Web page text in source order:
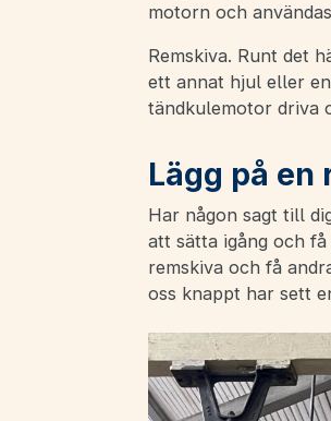
motorn och
Remskiva. Runt det
ett annat hjul eller
tändkulemotor driva
Lägg på en
Har någon sagt till
att sätta igång och
remskiva och få
oss knappt har sett